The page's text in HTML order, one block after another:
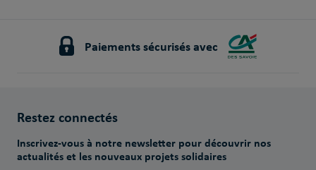
Paiements sécurisés avec
Restez connectés
Inscrivez-vous à notre newsletter pour découvrir nos
actualités et les nouveaux projets solidaires